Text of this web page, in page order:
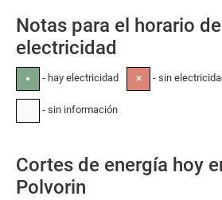
Notas para el horario
electricidad
● - hay electricidad ✕ - sin
- sin información
Cortes de energía hoy
Polvorin